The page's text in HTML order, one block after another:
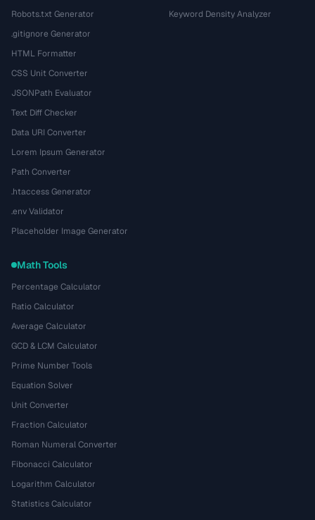
Robots.txt Generator
.gitignore Generator
HTML Formatter
CSS Unit Converter
JSONPath Evaluator
Text Diff Checker
Data URI Converter
Lorem Ipsum Generator
Path Converter
.htaccess Generator
.env Validator
Placeholder Image Generator
Keyword Density Analyzer
Math Tools
Percentage Calculator
Ratio Calculator
Average Calculator
GCD & LCM Calculator
Prime Number Tools
Equation Solver
Unit Converter
Fraction Calculator
Roman Numeral Converter
Fibonacci Calculator
Logarithm Calculator
Statistics Calculator